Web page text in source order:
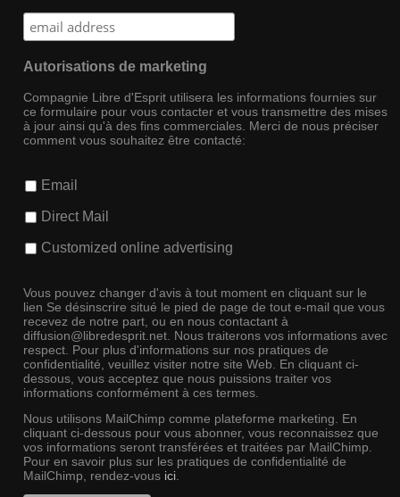
Autorisations de marketing
Compagnie Libre d'Esprit utilisera les informations fournies sur
ce formulaire pour vous contacter et vous transmettre des mises
à jour ainsi qu'à des fins commerciales. Merci de nous préciser
comment vous souhaitez être contacté:
Email
Direct Mail
Customized online advertising
Vous pouvez changer d'avis à tout moment en cliquant sur le
lien Se désinscrire situé le pied de page de tout e-mail que vous
recevez de notre part, ou en nous contactant à
diffusion@libredesprit.net. Nous traiterons vos informations avec
respect. Pour plus d'informations sur nos pratiques de
confidentialité, veuillez visiter notre site Web. En cliquant ci-
dessous, vous acceptez que nous puissions traiter vos
informations conformément à ces termes.
Nous utilisons MailChimp comme plateforme marketing. En
cliquant ci-dessous pour vous abonner, vous reconnaissez que
vos informations seront transférées et traitées par MailChimp.
Pour en savoir plus sur les pratiques de confidentialité de
MailChimp, rendez-vous ici.